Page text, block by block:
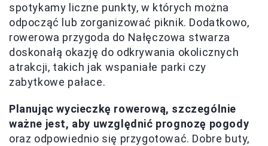
spotykamy liczne punkty, w których można
odpocząć lub zorganizować piknik. Dodatkowo,
rowerowa przygoda do Nałęczowa stwarza
doskonałą okazję do odkrywania okolicznych
atrakcji, takich jak wspaniałe parki czy
zabytkowe pałace.
Planując wycieczkę rowerową, szczególnie
ważne jest, aby uwzględnić prognozę pogody
oraz odpowiednio się przygotować. Dobre buty,